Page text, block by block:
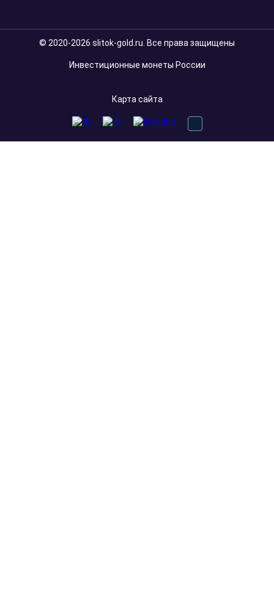
© 2020-2026 slitok-gold.ru. Все права защищены
Инвестиционные монеты России
Карта сайта